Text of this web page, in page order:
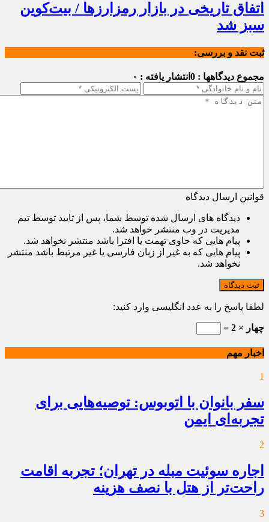
اتفاق تاریخی در بازار رمزارزها / بیت‌کوین
سبز شد
ثبت نقد و بررسی:
مجموع دیدگاهها : 0 انتشار یافته : ۰
قوانین ارسال دیدگاه
دیدگاه های ارسال شده توسط شما، پس از تایید توسط تیم
مدیریت در وب منتشر خواهد شد.
پیام هایی که حاوی تهمت یا افترا باشد منتشر نخواهد شد.
پیام هایی که به غیر از زبان فارسی یا غیر مرتبط باشد منتشر
نخواهد شد.
ثبت دیدگاه
لطفا پاسخ را به عدد انگلیسی وارد کنید:
چهار × 2 =
اخبار مهم
1
سفر بانوان با اتوبوس: توصیه‌هایی برای
تجربه‌ای ایمن
2
اجاره سوئیت مبله در تهران؛ تجربه اقامت
راحت‌تر از هتل با نصف هزینه
3